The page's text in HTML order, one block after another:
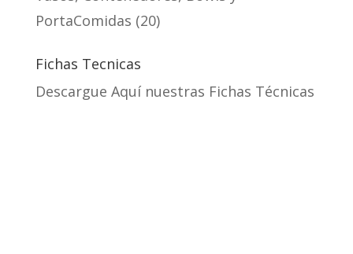
PortaComidas 20
Fichas Tecnicas
Descargue Aquí nuestras Fichas Técnicas